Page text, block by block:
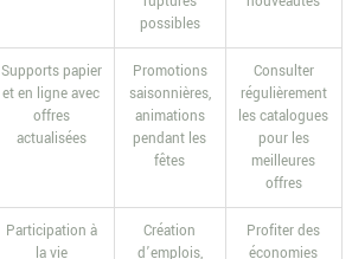
possibles
Supports papier
et en ligne avec
offres
actualisées
Promotions
saisonnières,
animations
pendant les
fêtes
Consulter
régulièrement
les catalogues
pour les
meilleures
offres
Participation à
la vie
Création
d’emplois,
Profiter des
économies